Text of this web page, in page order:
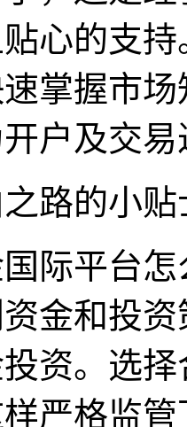
心的支
掌握市
户及交
路的小贴
际平台
金和投
资。选
严格监